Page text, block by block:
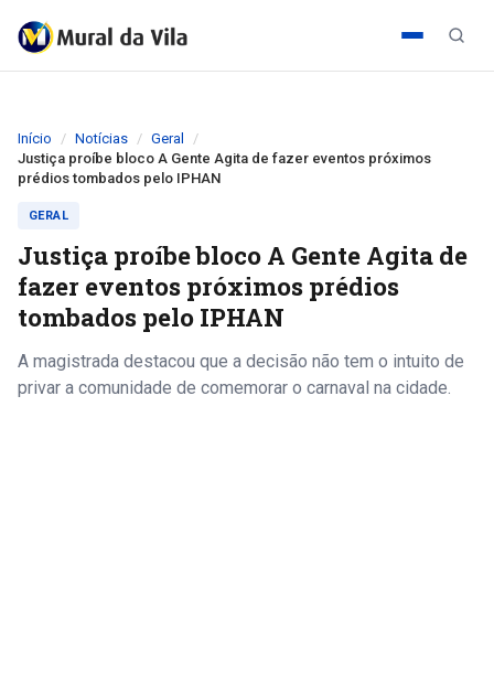
Início Notícias
Geral
Justiça proíbe bloco A Gente Agita de fazer eventos próximos
prédios tombados pelo IPHAN
GERAL
Justiça proíbe bloco A Gente Agita de
fazer eventos próximos prédios
tombados pelo IPHAN
A magistrada destacou que a decisão não tem o intuito de
privar a comunidade de comemorar o carnaval na cidade.